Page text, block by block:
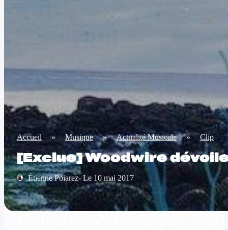
Accueil » Musique » Actualité Musicale » Clip
[Exclue] Woodwire
Étienne Poiarez- Le 10 mai 2017